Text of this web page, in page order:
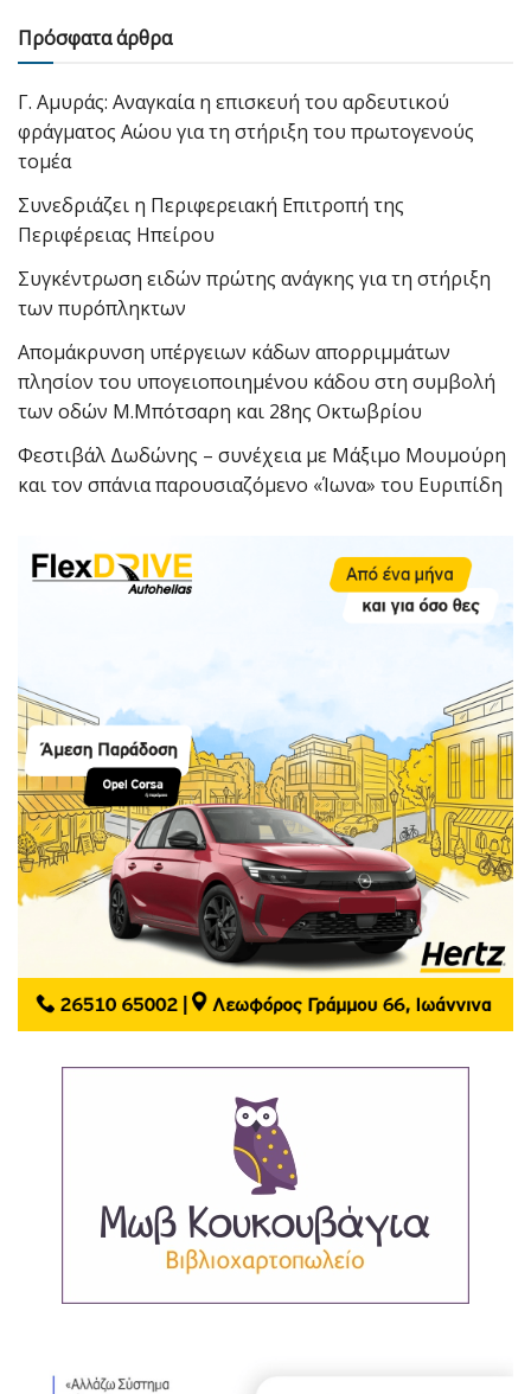
Πρόσφατα άρθρα
Γ. Αμυράς: Αναγκαία η επισκευή του αρδευτικού
φράγματος Αώου για τη στήριξη του πρωτογενούς
τομέα
Συνεδριάζει η Περιφερειακή Επιτροπή της
Περιφέρειας Ηπείρου
Συγκέντρωση ειδών πρώτης ανάγκης για τη στήριξη
των πυρόπληκτων
Απομάκρυνση υπέργειων κάδων απορριμμάτων
πλησίον του υπογειοποιημένου κάδου στη συμβολή
των οδών Μ.Μπότσαρη και 28ης Οκτωβρίου
Φεστιβάλ Δωδώνης – συνέχεια με Μάξιμο Μουμούρη
και τον σπάνια παρουσιαζόμενο «Ίωνα» του Ευριπίδη